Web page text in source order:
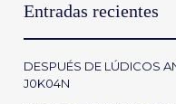
Entradas recientes
DESPUÉS DE LÚDICOS
J0K04N